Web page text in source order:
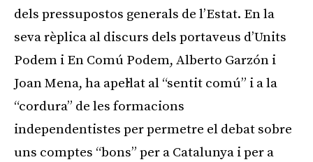
dels pressupostos generals de l’Estat. En la
seva rèplica al discurs dels portaveus d’Units
Podem i En Comú Podem, Alberto Garzón i
Joan Mena, ha apel·lat al “sentit comú” i a la
“cordura” de les formacions
independentistes per permetre el debat sobre
uns comptes “bons” per a Catalunya i per a